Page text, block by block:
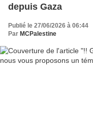
depuis Gaza
Publié le 27/06/2026 à 06:44
Par MCPalestine